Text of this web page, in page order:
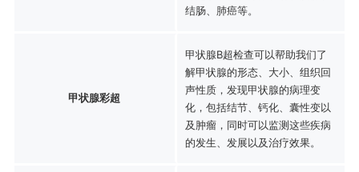
结肠、肺癌等。
甲状腺彩超
甲状腺B超检查可以帮助我们了
解甲状腺的形态、大小、组织回
声性质，发现甲状腺的病理变
化，包括结节、钙化、囊性变以
及肿瘤，同时可以监测这些疾病
的发生、发展以及治疗效果。